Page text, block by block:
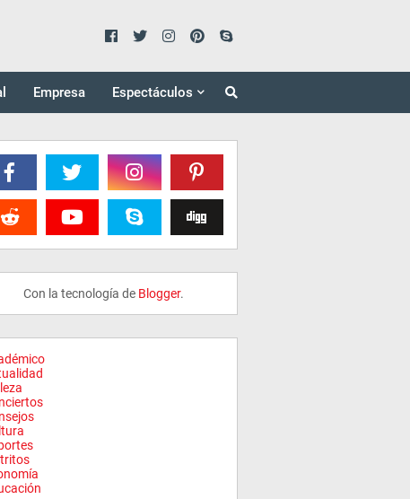
Empresa Espectáculos
Con la tecnología de Blogger.